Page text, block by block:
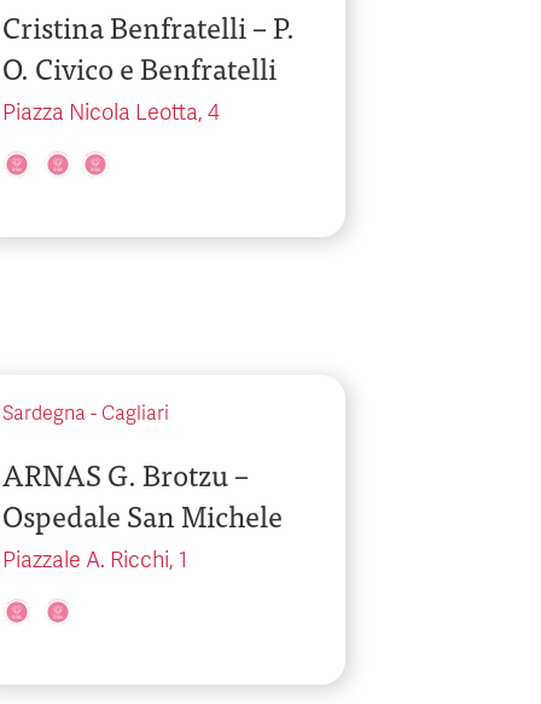
Cristina Benfratelli – P.
O. Civico e Benfratelli
Piazza Nicola Leotta, 4
Sardegna - Cagliari
ARNAS G. Brotzu –
Ospedale San Michele
Piazzale A. Ricchi, 1